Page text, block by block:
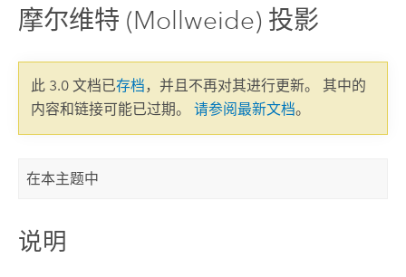
摩尔维特 (Mollweide) 投影
此 3.0 文档已存档，并且不再对其进行更新。 其中的
内容和链接可能已过期。 请参阅最新文档。
在本主题中
说明